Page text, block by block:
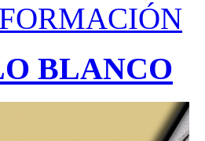
BLANCO